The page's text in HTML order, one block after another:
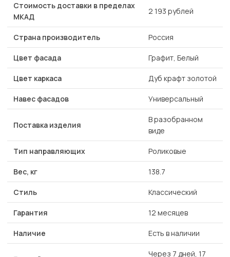
Стоимость доставки в пределах
МКАД
2 193 рублей
Страна производитель Россия
Цвет фасада Графит, Белый
Цвет каркаса Дуб крафт золотой
Навес фасадов Универсальный
Поставка изделия
В разобранном
виде
Тип направляющих Роликовые
Вес, кг 138.7
Стиль Классический
Гарантия 12 месяцев
Наличие Есть в наличии
Через 7 дней, 17